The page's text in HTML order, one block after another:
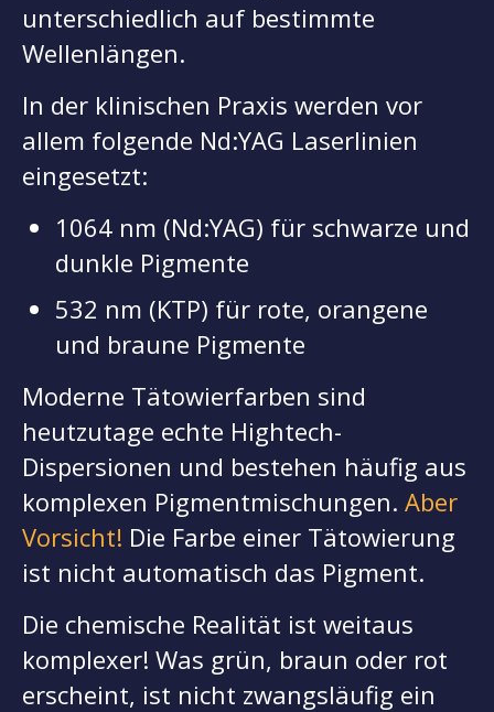
unterschiedlich auf bestimmte
Wellenlängen.
In der klinischen Praxis werden vor
allem folgende Nd:YAG Laserlinien
eingesetzt:
1064 nm (Nd:YAG) für schwarze und
dunkle Pigmente
532 nm (KTP) für rote, orangene
und braune Pigmente
Moderne Tätowierfarben sind
heutzutage echte Hightech-
Dispersionen und bestehen häufig aus
komplexen Pigmentmischungen. Aber
Vorsicht! Die Farbe einer Tätowierung
ist nicht automatisch das Pigment.
Die chemische Realität ist weitaus
komplexer! Was grün, braun oder rot
erscheint, ist nicht zwangsläufig ein